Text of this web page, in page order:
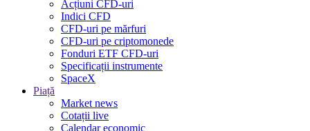
Acțiuni CFD-uri
Indici CFD
CFD-uri pe mărfuri
CFD-uri pe criptomonede
Fonduri ETF CFD-uri
Specificații instrumente
SpaceX
Piață
Market news
Cotații live
Calendar economic